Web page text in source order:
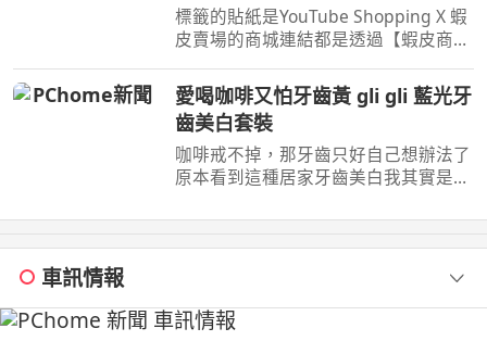
標籤的貼紙是YouTube Shopping X 蝦
皮賣場的商城連結都是透過【蝦皮商
家不一定都是我購買 ...
愛喝咖啡又怕牙齒黃 gli gli 藍光牙
齒美白套裝
咖啡戒不掉，那牙齒只好自己想辦法了
原本看到這種居家牙齒美白我其實是抱
了gli ...
車訊情報